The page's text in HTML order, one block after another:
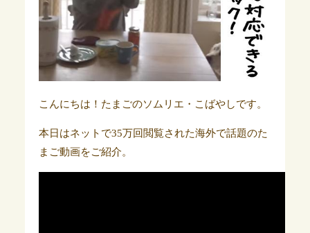
こんにちは！たまごのソムリエ・こばやしです。
本日はネットで35万回閲覧された海外で話題のた
まご動画をご紹介。